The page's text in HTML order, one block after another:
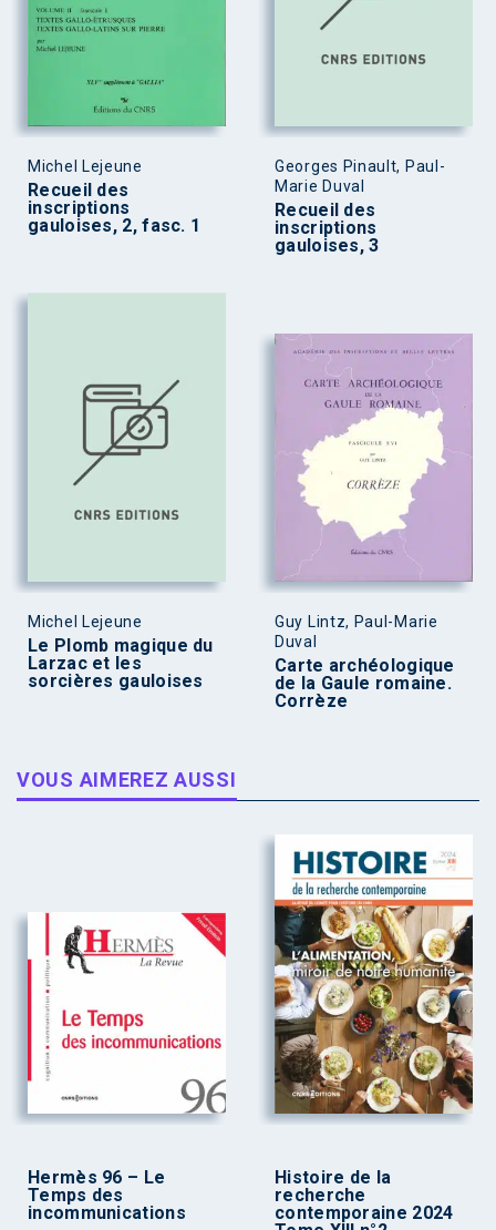
Michel Lejeune
Recueil des
inscriptions
gauloises, 2, fasc. 1
Georges Pinault, Paul-
Marie Duval
Recueil des
inscriptions
gauloises, 3
Michel Lejeune
Le Plomb magique du
Larzac et les
sorcières gauloises
Guy Lintz, Paul-Marie
Duval
Carte archéologique
de la Gaule romaine.
Corrèze
VOUS AIMEREZ AUSSI
Hermès 96 – Le
Temps des
incommunications
Histoire de la
recherche
contemporaine 2024